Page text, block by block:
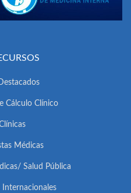
Cálculo Clínico
Médicas
Salud Pública
Internacionales